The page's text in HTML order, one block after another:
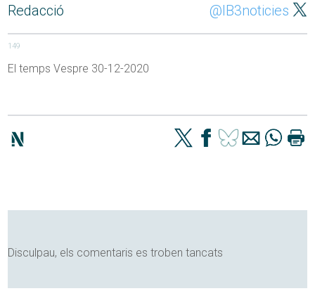
Redacció @IB3noticies
149
El temps Vespre 30-12-2020
Disculpau, els comentaris es troben tancats